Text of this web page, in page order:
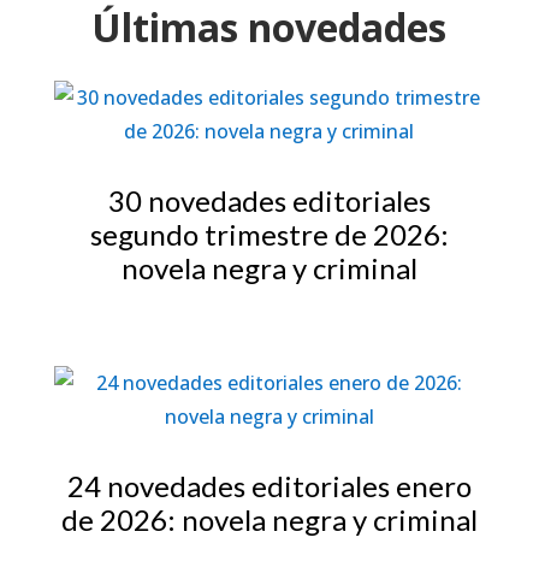
Últimas novedades
30 novedades editoriales
segundo trimestre de 2026:
novela negra y criminal
24 novedades editoriales enero
de 2026: novela negra y criminal